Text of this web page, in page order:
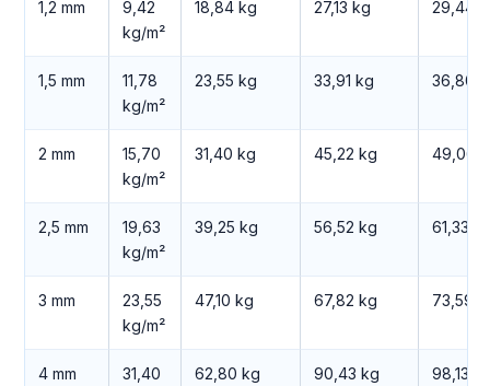
1,2 mm
9,42
kg/m²
18,84 kg 27,13 kg 29,44
1,5 mm
11,78
kg/m²
23,55 kg 33,91 kg 36,80
2 mm
15,70
kg/m²
31,40 kg 45,22 kg 49,06
2,5 mm
19,63
kg/m²
39,25 kg 56,52 kg 61,33
3 mm
23,55
kg/m²
47,10 kg 67,82 kg 73,59
4 mm
31,40
62,80 kg 90,43 kg 98,13